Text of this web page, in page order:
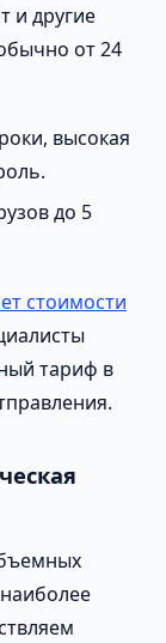
и другие
от 24
высокая
до 5
стоимости
тариф в